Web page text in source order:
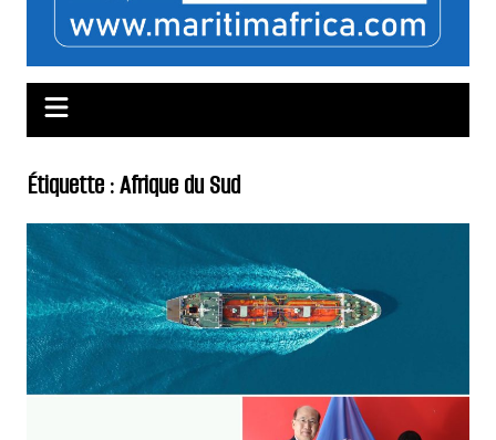
Étiquette :Afrique du Sud